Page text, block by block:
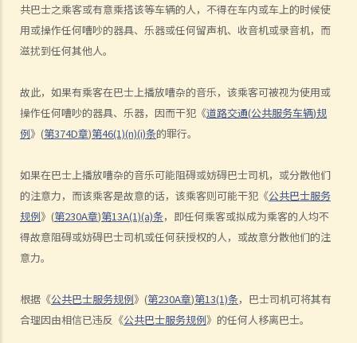
共巴士之乘客或有意乘搭该等车辆的人，不得在车内或车上的时候使
用或操作任何嘈吵的器具、乐器或任何留声机、收音机或录音机，而
滋扰到任何其他人。
故此，如果有乘客在巴士上播放嘈杂的音乐，该乘客可被视为使用或
操作任何嘈吵的器具、乐器，因而干犯《道路交通(公共服务车辆)规
例》 (第374D章)第46(1)(n)(i)条的罪行。
如果在巴士上播放嘈杂的音乐可能阻碍或妨碍巴士司机，或分散他们
的注意力，而该乘客是故意的话，该乘客则可能干犯《公共巴士服务
规例》 (第230A章)第13A(1)(a)条，即任何乘客或拟成为乘客的人均不
得故意阻碍或妨碍巴士司机或任何获授权的人，或故意分散他们的注
意力。
根据《公共巴士服务规例》 (第230A章)第13(1)条，巴士司机可将其有
合理因由相信已违反《公共巴士服务规例》的任何人移离巴士。
1. 「危险」
2. 「对一个合格而谨慎的驾驶人而言，该人以该方式驾驶汽车会属危
险，会是显然易见的」
a. 赛车
b. 蓄意冲红灯
d. 驾驶超载的车辆
4. 如何证明危险驾驶
个案：R女士驾驶车辆，以时速100公里冲过两个红灯，然后跨越道路分
界线，撞上一辆停在对面行车线路旁的车辆。R女士被控危险驾驶。她
辩称视线被树木阻挡，以致看不到红灯，她当时已竭尽所能控制车辆，